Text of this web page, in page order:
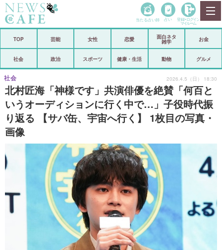
政治
芸能 スポーツ
恋愛 ビックリ
リリース ショップ
登録・ログイン/マイルーム
当たる占い師 占い 登録• ログイン
マイルーム
TOP 芸能 女性 恋愛
面白ネタ
雑学
お金
社会 政治 スポーツ 健康・生活 動物 グルメ
北村匠海「神様です」共演俳優を絶賛「何百と
いうオーディションに行く中で…」子役時代振
り返る 【サバ缶、宇宙へ行く】 1枚目の写真・
画像
社会 2026.4.5（日） 18:30